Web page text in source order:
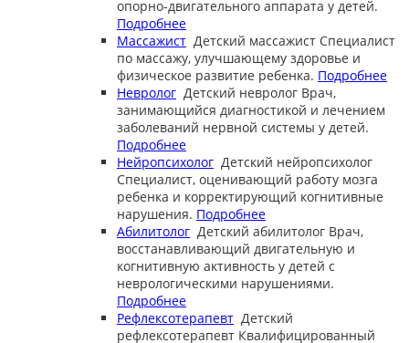
опорно-двигательного аппарата у детей.
Подробнее
Массажист Детский массажист Специалист
по массажу, улучшающему здоровье и
физическое развитие ребенка. Подробнее
Невролог Детский невролог Врач,
занимающийся диагностикой и лечением
заболеваний нервной системы у детей.
Подробнее
Нейропсихолог Детский нейропсихолог
Специалист, оценивающий работу мозга
ребенка и корректирующий когнитивные
нарушения. Подробнее
Абилитолог Детский абилитолог Врач,
восстанавливающий двигательную и
когнитивную активность у детей с
неврологическими нарушениями.
Подробнее
Рефлексотерапевт Детский
рефлексотерапевт Квалифицированный